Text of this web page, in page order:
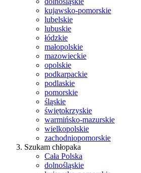
kujawsko-pomorskie
lubelskie
lubuskie
łódzkie
małopolskie
mazowieckie
opolskie
podkarpackie
podlaskie
pomorskie
śląskie
świętokrzyskie
warmińsko-mazurskie
wielkopolskie
zachodniopomorskie
Szukam chłopaka
Cała Polska
dolnośląskie